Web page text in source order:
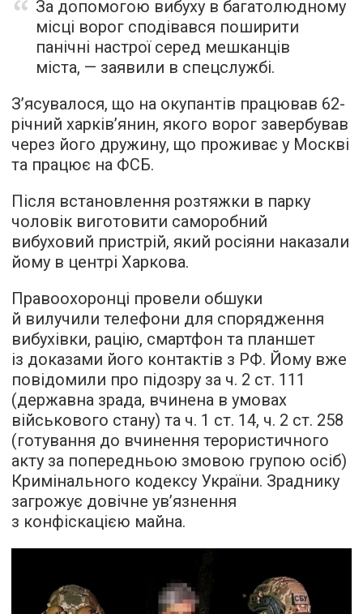
За допомогою вибуху в багатолюдному
місці ворог сподівався поширити
панічні настрої серед мешканців
міста, — заявили в спецслужбі.
З’ясувалося, що на окупантів працював 62-
річний харків’янин, якого ворог завербував
через його дружину, що проживає у Москві
та працює на ФСБ.
Після встановлення розтяжки в парку
чоловік виготовити саморобний
вибуховий пристрій, який росіяни наказали
йому в центрі Харкова.
Правоохоронці провели обшуки
й вилучили телефони для спорядження
вибухівки, рацію, смартфон та планшет
із доказами його контактів з РФ. Йому вже
повідомили про підозру за ч. 2 ст. 111
(державна зрада, вчинена в умовах
військового стану) та ч. 1 ст. 14, ч. 2 ст. 258
(готування до вчинення терористичного
акту за попередньою змовою групою осіб)
Кримінального кодексу України. Зраднику
загрожує довічне ув’язнення
з конфіскацією майна.